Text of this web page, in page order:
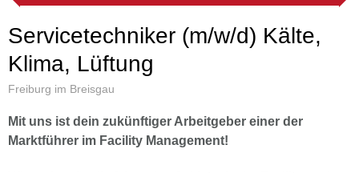
Servicetechniker (m/w/d) Kälte,
Klima, Lüftung
Freiburg im Breisgau
Mit uns ist dein zukünftiger Arbeitgeber einer der
Marktführer im Facility Management!